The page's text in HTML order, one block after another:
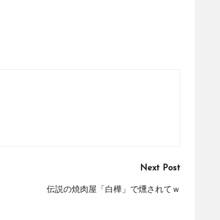
Next Post
伝説の焼肉屋「白樺」で燻されてｗ